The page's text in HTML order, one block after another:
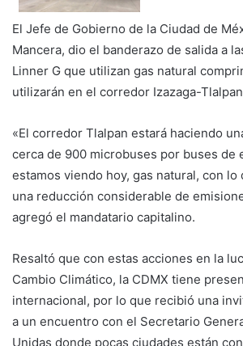
El Jefe de Gobierno de la Ciudad de
Mancera, dio el banderazo de salida a
Linner G que utilizan gas natural
utilizarán en el corredor Izazaga-
«El corredor Tlalpan estará haciendo
cerca de 900 microbuses por buses de
estamos viendo hoy, gas natural, con lo
una reducción considerable de
agregó el mandatario capitalino.
Resaltó que con estas acciones en la
Cambio Climático, la CDMX tiene
internacional, por lo que recibió una
a un encuentro con el Secretario
Unidas donde pocas ciudades están